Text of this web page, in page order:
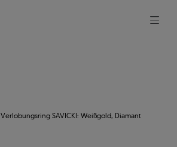
Verlobungsring SAVICKI: Weißgold, Diamant